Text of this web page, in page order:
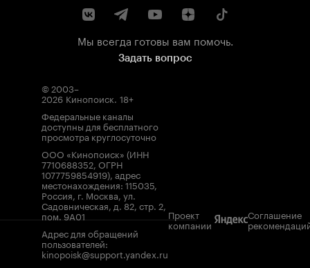
Мы всегда готовы вам помочь.
Задать вопрос
© 2003–
2026 Кинопоиск. 18+
Федеральные каналы
доступны для бесплатного
просмотра круглосуточно
ООО «Кинопоиск» (ИНН
7710688352, ОГРН
1077759854919), адрес
местонахождения: 115035,
Россия, г. Москва, ул.
Садовническая, д. 82, стр. 2,
пом. 9А01
Адрес для обращений
пользователей:
kinopoisk@support.yandex.ru
Проект
компании
Соглашение